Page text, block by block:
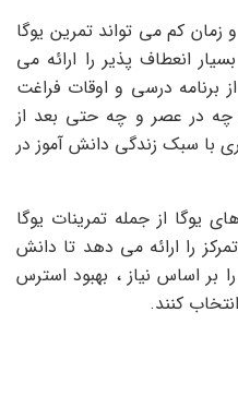
کم می تواند تمرین یوگا
انعطاف پذیر را ارائه می
برنامه درسی و اوقات فراغت
چه در عصر و چه حتی بعد از
با سبک زندگی دانش آموز در
یوگا از جمله تمرینات یوگا
را ارائه می دهد تا دانش
بر اساس نیاز ، بهبود استرس
کنند.